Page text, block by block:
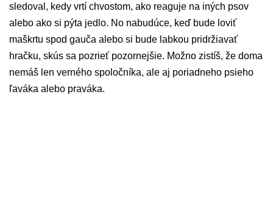
sledoval, kedy vrtí chvostom, ako reaguje na iných psov
alebo ako si pýta jedlo. No nabudúce, keď bude loviť
maškrtu spod gauča alebo si bude labkou pridržiavať
hračku, skús sa pozrieť pozornejšie. Možno zistíš, že doma
nemáš len verného spoločníka, ale aj poriadneho psieho
ľaváka alebo praváka.